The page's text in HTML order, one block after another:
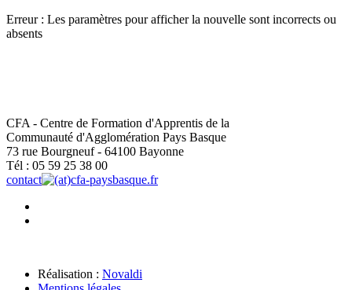
Erreur : Les paramètres pour afficher la nouvelle sont incorrects ou
absents
CFA - Centre de Formation d'Apprentis de la
Communauté d'Agglomération Pays Basque
73 rue Bourgneuf - 64100 Bayonne
Tél : 05 59 25 38 00
contact
cfa-paysbasque.fr
Réalisation : Novaldi